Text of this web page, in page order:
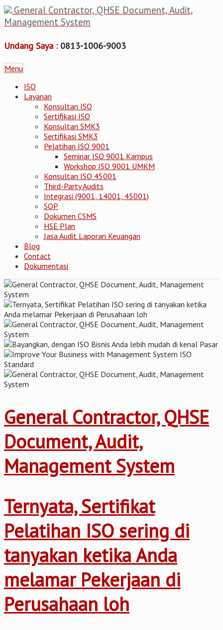
General Contractor, QHSE Document, Audit,
Management System
Undang Saya : 0813-1006-9003
Menu
ISO
Layanan
Konsultan ISO
Sertifikasi ISO
Konsultan SMK3
Sertifikasi SMK3
Pelatihan ISO 9001
Seminar ISO 9001 Kampus
Workshop ISO 9001 UMKM
Konsultan ISO 45001
Third-Party Audits
Integrasi (9001, 14001, 45001)
SOP
Dokumen CSMS
HSE Plan
Jasa Audit Laporan Keuangan
Blog
Contact
Dokumentasi
General Contractor, QHSE
Document, Audit,
Management System
Ternyata, Sertifikat
Pelatihan ISO sering di
tanyakan ketika Anda
melamar Pekerjaan di
Perusahaan loh